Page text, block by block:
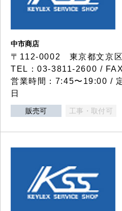
中市商店
〒112-0002 東京都文京
TEL：03-3811-2600 /
営業時間：7:45〜19:00 /
日
販売可 工事・取付可